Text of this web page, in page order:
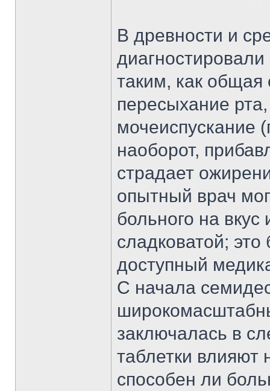
В древности и
таким, как общая
пересыхание
мочеиспускание
наоборот,
страдает
опытный врач
больного на
сладковатой;
доступный
С начала
заключалась в
таблетки влияют
способен ли